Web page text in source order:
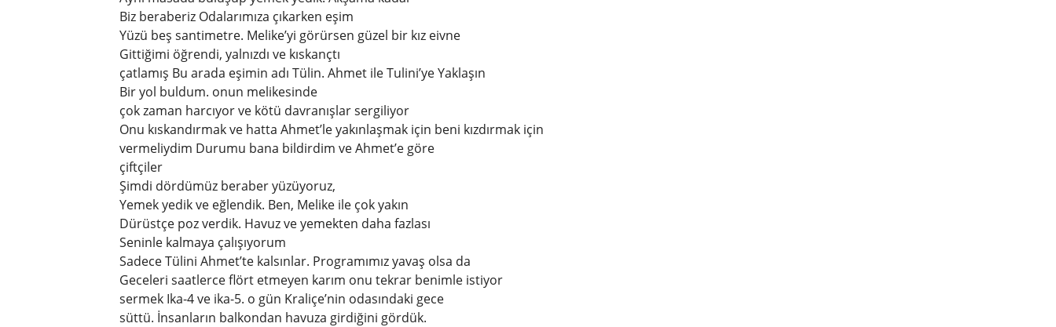
Biz beraberiz Odalarımıza çıkarken eşim
Yüzü beş santimetre. Melike’yi görürsen güzel bir kız eivne
Gittiğimi öğrendi, yalnızdı ve kıskançtı
çatlamış Bu arada eşimin adı Tülin. Ahmet ile Tulini’ye Yaklaşın
Bir yol buldum. onun melikesinde
çok zaman harcıyor ve kötü davranışlar sergiliyor
Onu kıskandırmak ve hatta Ahmet’le yakınlaşmak için beni kızdırmak için
vermeliydim Durumu bana bildirdim ve Ahmet’e göre
çiftçiler
Şimdi dördümüz beraber yüzüyoruz,
Yemek yedik ve eğlendik. Ben, Melike ile çok yakın
Dürüstçe poz verdik. Havuz ve yemekten daha fazlası
Seninle kalmaya çalışıyorum
Sadece Tülini Ahmet’te kalsınlar. Programımız yavaş olsa da
Geceleri saatlerce flört etmeyen karım onu ​​tekrar benimle istiyor
sermek Ika-4 ve ika-5. o gün Kraliçe’nin odasındaki gece
süttü. İnsanların balkondan havuza girdiğini gördük.